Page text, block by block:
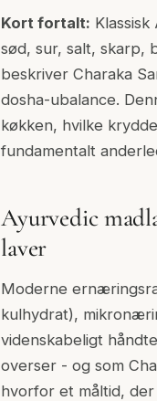
Kort fortalt:
sød, sur, salt, skarp,
beskriver Charaka
dosha-ubalance.
køkken, hvilke
fundamentalt
Ayurvedic
laver
Moderne
kulhydrat),
videnskabeligt
overser - og som
hvorfor et måltid,